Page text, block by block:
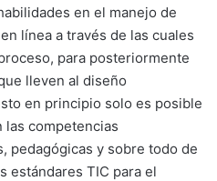
en el manejo de
línea a través de las cuales
para posteriormente
lleven al diseño
en principio solo es posible
las competencias
pedagógicas y sobre todo de
estándares TIC para el